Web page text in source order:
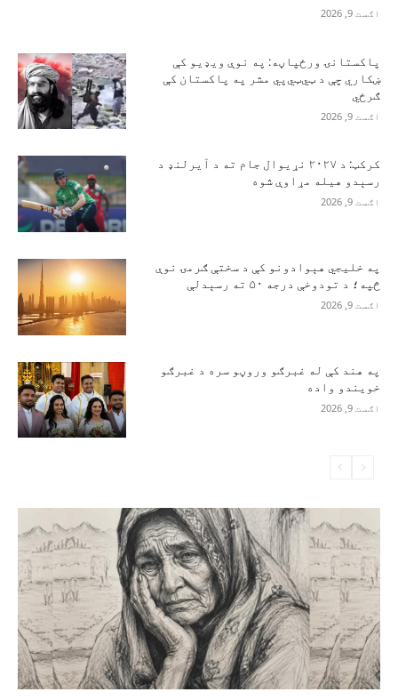
اګست 9, 2026
پاکستانۍ ورځپاڼه: په نوې ویډیو کې
ښکاري چې د ټي‌ټي‌پي مشر په پاکستان کې
ګرځي
اګست 9, 2026
کرکټ: د ۲۰۲۷ نړیوال جام ته د آیرلنډ د
رسېدو هیله مړاوې شوه
اګست 9, 2026
په خلیجي هېوادونو کې د سختې ګرمۍ نوې
څپه؛ د تودوخې درجه ۵۰ ته رسېدلې
اګست 9, 2026
په هند کې له غبرګو وروڼو سره د غبرګو
خویندو واده
اګست 9, 2026